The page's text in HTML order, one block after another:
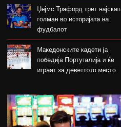
Џејмс Трафорд трет најскап
голман во историјата на
фудбалот
Македонските кадети ја
победија Португалија и ќе
играат за деветтото место
со младински
репрезентативец